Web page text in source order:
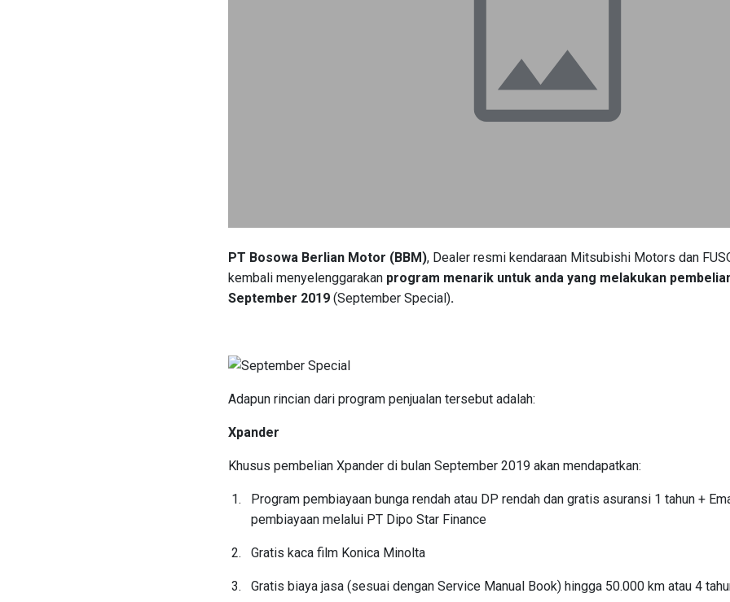
PT Bosowa Berlian Motor (BBM), Dealer resmi kendaraan Mitsubishi Motors dan
kembali menyelenggarakan program menarik untuk anda yang melakukan
September 2019(September Special).
Adapun rincian dari program penjualan tersebut adalah:
Xpander
Khusus pembelian Xpander di bulan September 2019 akan mendapatkan:
Program pembiayaan bunga rendah atau DP rendah dan gratis asuransi 1 tahun +
pembiayaan melalui PT Dipo Star Finance
Gratis kaca film Konica Minolta
Gratis biaya jasa (sesuai dengan Service Manual Book) hingga 50.000 km atau 4